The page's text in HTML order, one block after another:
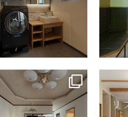
tomohouseinc
4月 9